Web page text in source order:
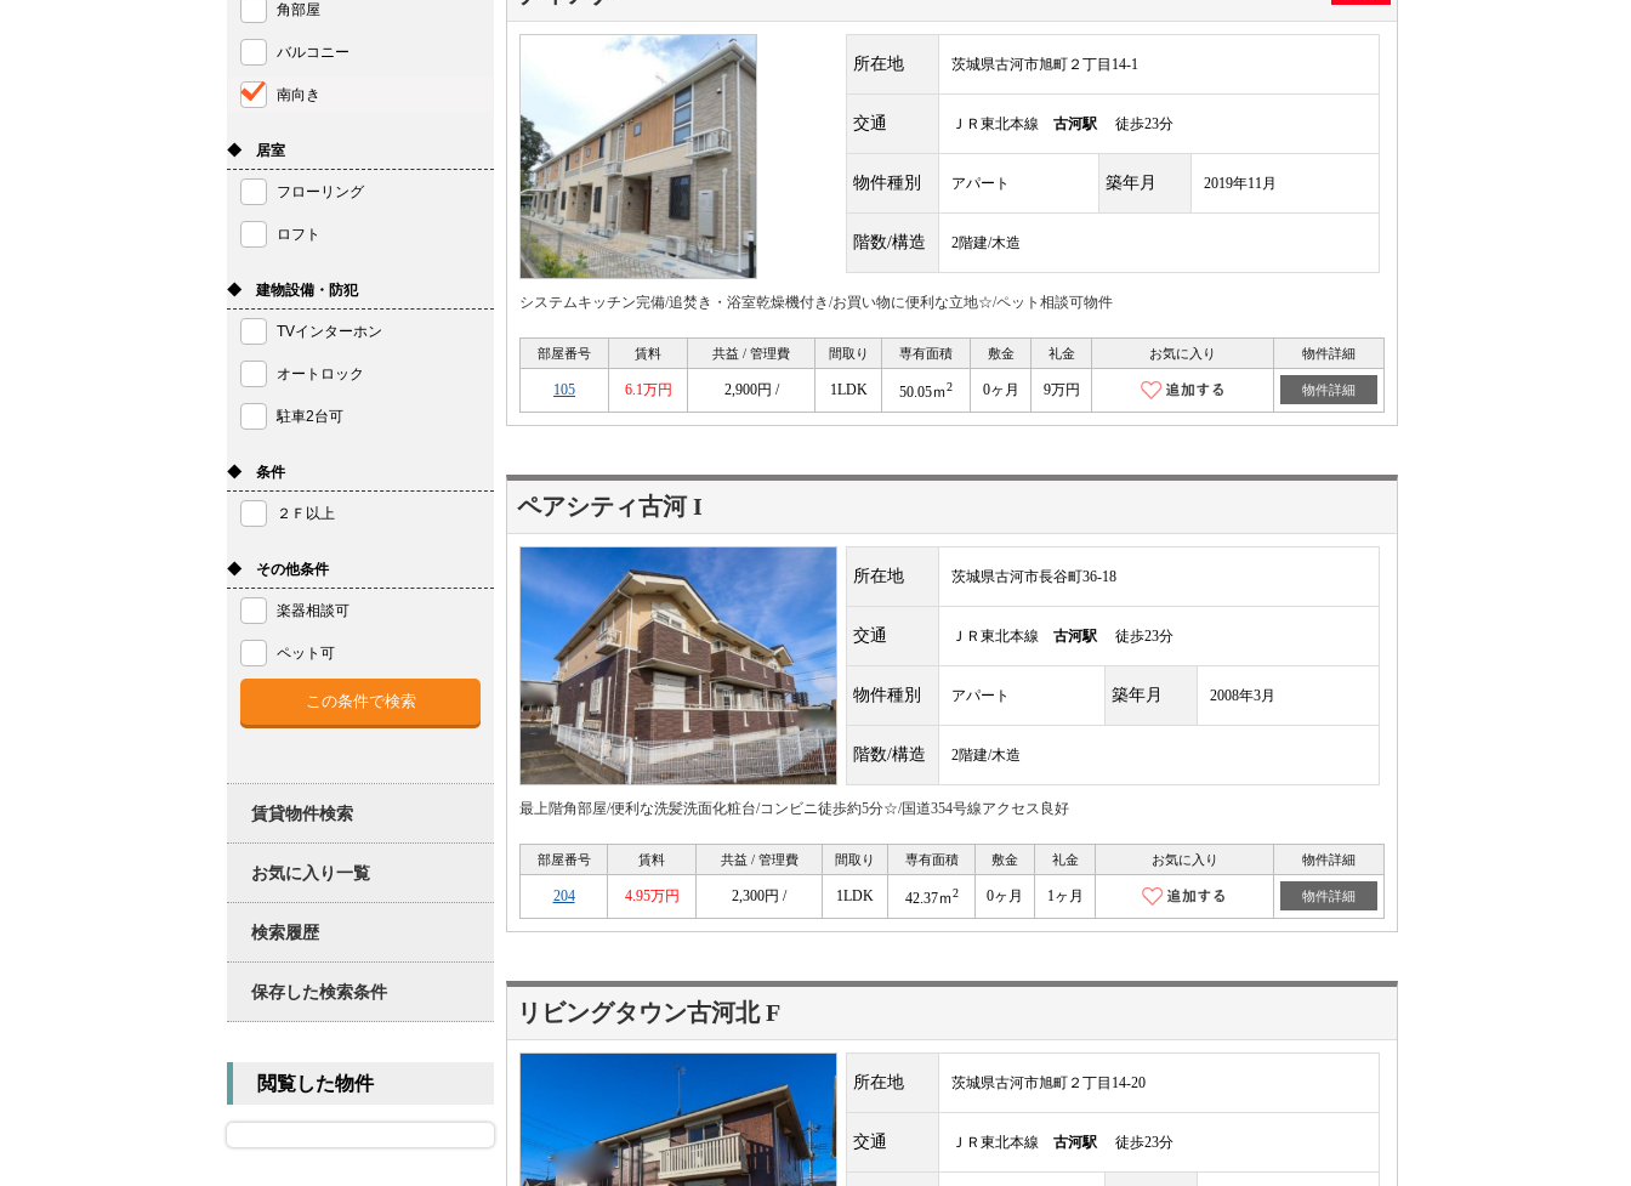
所在地 茨城県古河市旭町２丁目14-1
交通 ＪＲ東北本線 古河駅 徒歩23分
物件種別 アパート 築年月 2019年11月
階数/構造 2階建/木造
システムキッチン完備/追焚き・浴室乾燥機付き/お買い物に便利な立地☆/ペット相談可物件
部屋番号 賃料 共益 / 管理費 間取り 専有面積 敷金 礼金 お気に入り 物件詳細
105 6.1万円 2,900円 / 1LDK 50.05ｍ2 0ヶ月 9万円 物件詳細
ペアシティ古河 I
所在地 茨城県古河市長谷町36-18
交通 ＪＲ東北本線 古河駅 徒歩23分
物件種別 アパート 築年月 2008年3月
階数/構造 2階建/木造
最上階角部屋/便利な洗髪洗面化粧台/コンビニ徒歩約5分☆/国道354号線アクセス良好
部屋番号 賃料 共益 / 管理費 間取り 専有面積 敷金 礼金 お気に入り 物件詳細
204 4.95万円 2,300円 / 1LDK 42.37ｍ2 0ヶ月 1ヶ月 物件詳細
リビングタウン古河北 F
所在地 茨城県古河市旭町２丁目14-20
交通 ＪＲ東北本線 古河駅 徒歩23分
角部屋
バルコニー
南向き
◆ 居室
フローリング
ロフト
◆ 建物設備・防犯
TVインターホン
オートロック
駐車2台可
◆ 条件
２Ｆ以上
◆ その他条件
楽器相談可
ペット可
賃貸物件検索
お気に入り一覧
検索履歴
保存した検索条件
閲覧した物件